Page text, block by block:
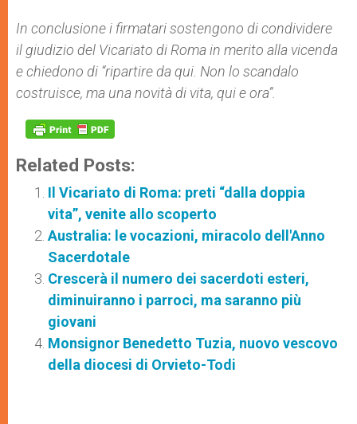
In conclusione i firmatari sostengono di condividere
il giudizio del Vicariato di Roma in merito alla vicenda
e chiedono di “ripartire da qui. Non lo scandalo
costruisce, ma una novità di vita, qui e ora”.
Related Posts:
Il Vicariato di Roma: preti “dalla doppia
vita”, venite allo scoperto
Australia: le vocazioni, miracolo dell'Anno
Sacerdotale
Crescerà il numero dei sacerdoti esteri,
diminuiranno i parroci, ma saranno più
giovani
Monsignor Benedetto Tuzia, nuovo vescovo
della diocesi di Orvieto-Todi